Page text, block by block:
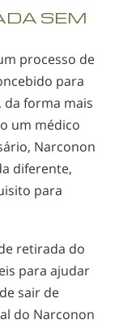
SEM
processo de
para
da forma mais
um médico
Narconon
diferente,
para
retirada do
para ajudar
sair de
do Narconon